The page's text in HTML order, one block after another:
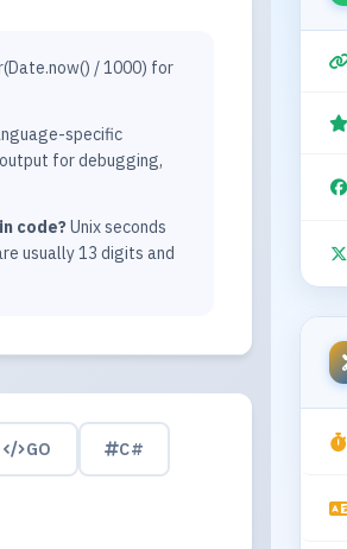
/ 1000) for
specific
for debugging,
code? Unix seconds
usually 13 digits and
GO C#